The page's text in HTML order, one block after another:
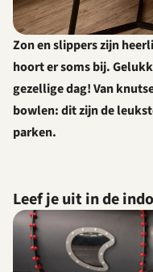
Zon en slippers zijn
hoort er soms bij.
gezellige dag! Van
bowlen: dit zijn de
parken.
Leef je uit in de